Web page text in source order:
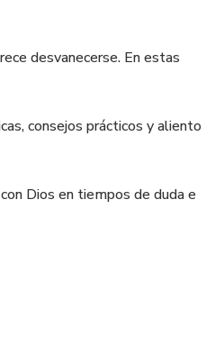
desvanecerse. En estas
consejos prácticos y aliento
Dios en tiempos de duda e